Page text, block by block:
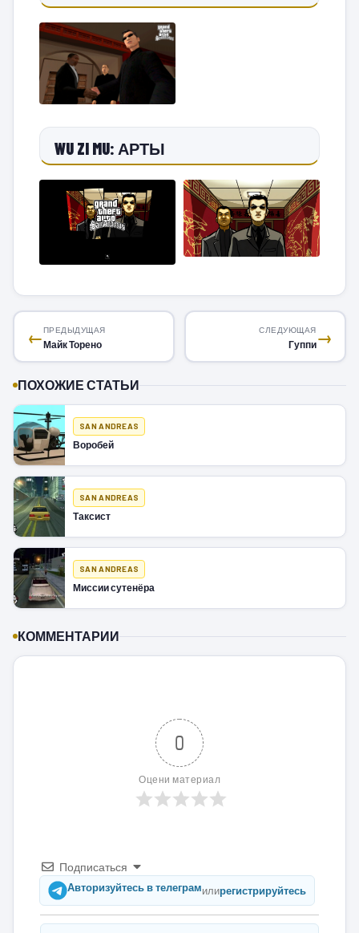
WU ZI MU: АРТЫ
←ПРЕДЫДУЩАЯ
Майк Торено →
СЛЕДУЮЩАЯ
Гуппи
ПОХОЖИЕ СТАТЬИ
SAN ANDREAS
Воробей
SAN ANDREAS
Таксист
SAN ANDREAS
Миссии сутенёра
КОММЕНТАРИИ
0
Оцени материал
Подписаться
Авторизуйтесь в телеграмилирегистрируйтесь